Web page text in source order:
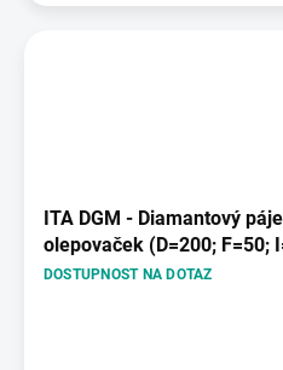
ITA DGM - Diamantový
olepovaček (D=200; F=50;
DOSTUPNOST NA DOTAZ